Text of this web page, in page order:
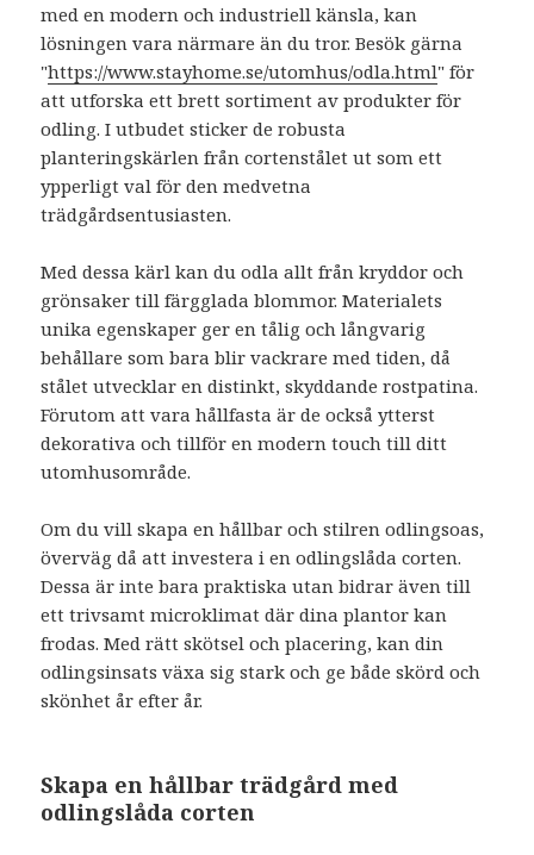
med en modern och industriell känsla, kan
lösningen vara närmare än du tror. Besök gärna
"https://www.stayhome.se/utomhus/odla.html" för
att utforska ett brett sortiment av produkter för
odling. I utbudet sticker de robusta
planteringskärlen från cortenstålet ut som ett
ypperligt val för den medvetna
trädgårdsentusiasten.
Med dessa kärl kan du odla allt från kryddor och
grönsaker till färgglada blommor. Materialets
unika egenskaper ger en tålig och långvarig
behållare som bara blir vackrare med tiden, då
stålet utvecklar en distinkt, skyddande rostpatina.
Förutom att vara hållfasta är de också ytterst
dekorativa och tillför en modern touch till ditt
utomhusområde.
Om du vill skapa en hållbar och stilren odlingsoas,
överväg då att investera i en odlingslåda corten.
Dessa är inte bara praktiska utan bidrar även till
ett trivsamt microklimat där dina plantor kan
frodas. Med rätt skötsel och placering, kan din
odlingsinsats växa sig stark och ge både skörd och
skönhet år efter år.
Skapa en hållbar trädgård med
odlingslåda corten